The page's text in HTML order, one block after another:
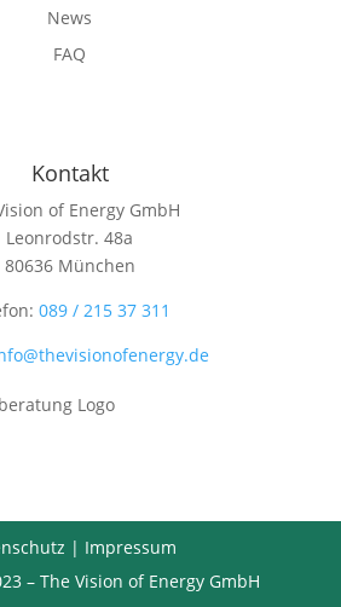
News
FAQ
Kontakt
of Energy GmbH
Leonrodstr. 48a
80636 München
089 / 215 37 311
– The Vision of Energy GmbH
| Impressum